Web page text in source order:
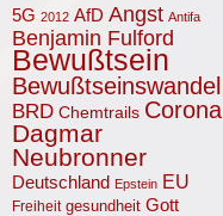
5G 2012 AfD Angst Antifa
Benjamin Fulford
Bewußtsein
Bewußtseinswandel
BRD Chemtrails Corona
Dagmar
Neubronner
Deutschland Epstein EU
Freiheit gesundheit Gott